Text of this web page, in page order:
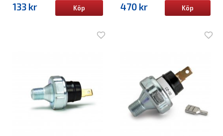
133 kr Köp 470 kr Köp